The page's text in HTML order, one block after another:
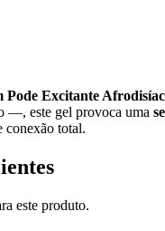
Pode Excitante
—, este gel provoca uma
conexão total.
este produto.